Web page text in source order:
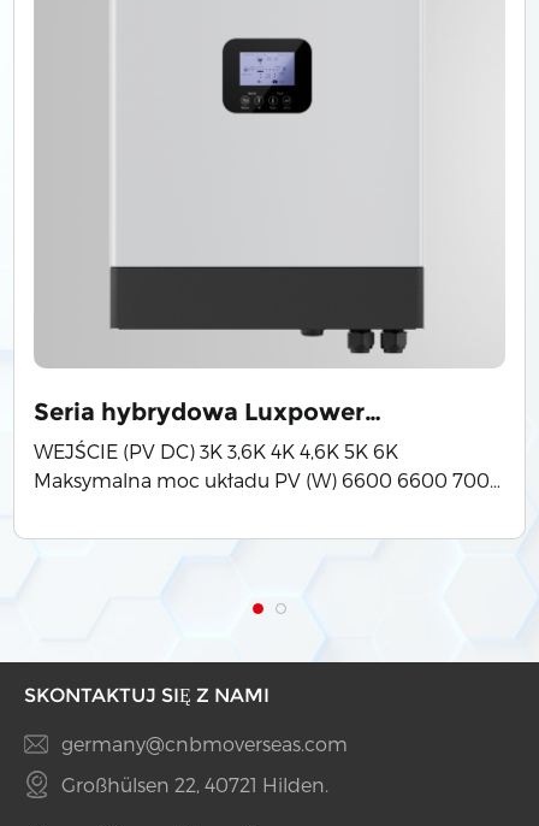
Seria hybrydowa Luxpower
jednofazowa GEN-LB-EU 6K
WEJŚCIE (PV DC) 3K 3,6K 4K 4,6K 5K 6K
Maksymalna moc układu PV (W) 6600 6600 7000
Liczba niezależnych wejść MPPT 2/(1:1) Zakres
napięcia wejściowego PV (V) 100~530 Zakres
SKONTAKTUJ SIĘ Z NAMI
germany@cnbmoverseas.com
Großhülsen 22, 40721 Hilden.